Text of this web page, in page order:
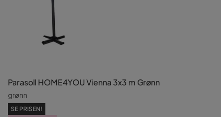
Parasoll HOME4YOU Vienna 3x3 m Grønn
grønn
SE PRISEN!